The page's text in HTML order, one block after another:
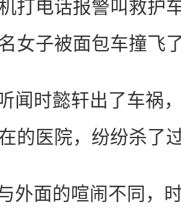
打电话报警叫救护
女子被面包车撞飞
时懿轩出了车祸，
的医院，纷纷杀了
面的喧闹不同，时